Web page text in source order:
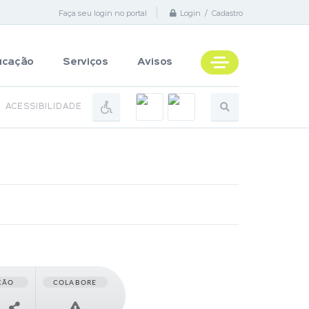
Faça seu login no portal Login / Cadastro
Serviços Avisos
ACESSIBILIDADE
COLABORE